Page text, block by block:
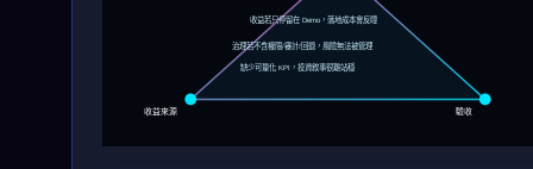
驗收
收益來源
收益若只停留在 Demo，落地成本會反噬
治理若不含權限/審計/回退，風險無法被管理
缺少可量化 KPI，投資敘事很難站穩